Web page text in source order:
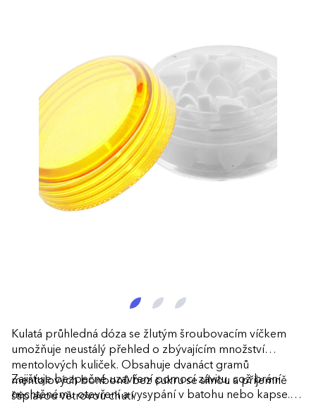
Kulatá průhledná dóza se žlutým šroubovacím víčkem
umožňuje neustálý přehled o zbývajícím množství
mentolových kuliček. Obsahuje dvanáct gramů
mentolových bonbonů bez cukru se silnou a příjemně
štiplavou větrovou chutí.
Zajišťuje bezpečné uzavření pomocí závitu, což brání
nechtěnému otevření a vysypání v batohu nebo kapse.